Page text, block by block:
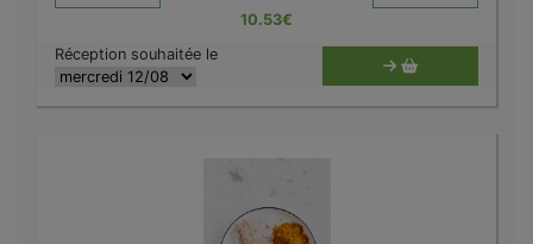
10.53€
Réception souhaitée le